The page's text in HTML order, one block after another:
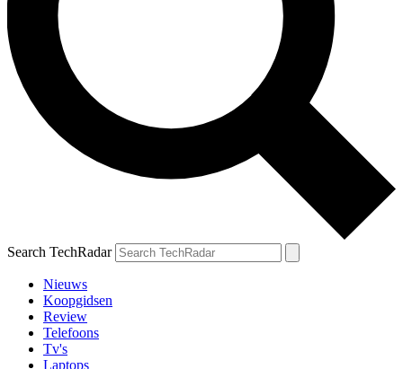
Search TechRadar
Nieuws
Koopgidsen
Review
Telefoons
Tv's
Laptops